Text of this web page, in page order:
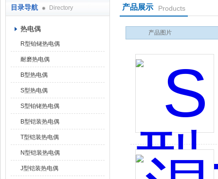
目录导航 Directory
热电偶
R型铂铑热电偶
耐磨热电偶
B型热电偶
S型热电偶
S型铂铑热电偶
B型铠装热电偶
T型铠装热电偶
N型铠装热电偶
J型铠装热电偶
产品展示 Products
产品图片